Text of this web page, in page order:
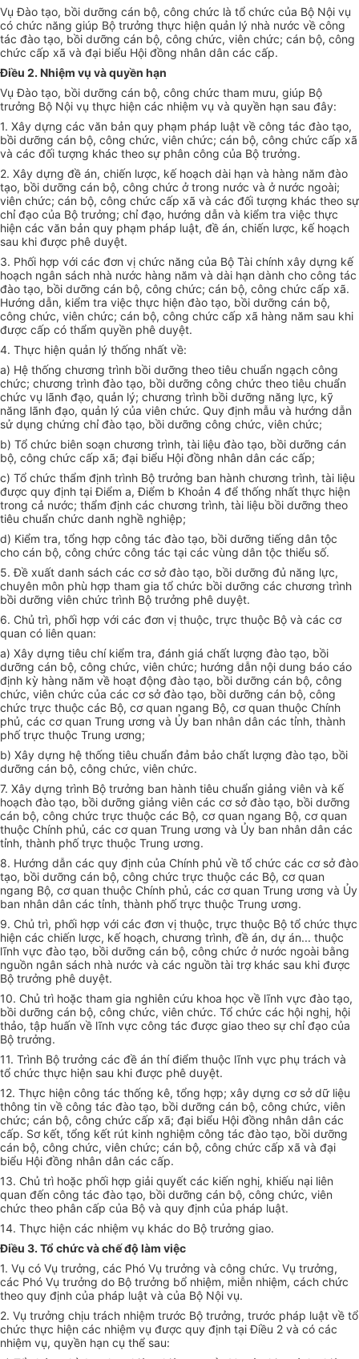
Vụ Đào tạo, bồi dưỡng cán bộ, công chức là tổ chức của Bộ Nội vụ
có chức năng giúp Bộ trưởng thực hiện quản lý nhà nước về công
tác đào tạo, bồi dưỡng cán bộ, công chức, viên chức; cán bộ, công
chức cấp xã và đại biểu Hội đồng nhân dân các cấp.
Điều 2. Nhiệm vụ và quyền hạn
Vụ Đào tạo, bồi dưỡng cán bộ, công chức tham mưu, giúp Bộ
trưởng Bộ Nội vụ thực hiện các nhiệm vụ và quyền hạn sau đây:
1. Xây dựng các văn bản quy phạm pháp luật về công tác đào tạo,
bồi dưỡng cán bộ, công chức, viên chức; cán bộ, công chức cấp xã
và các đối tượng khác theo sự phân công của Bộ trưởng.
2. Xây dựng đề án, chiến lược, kế hoạch dài hạn và hàng năm đào
tạo, bồi dưỡng cán bộ, công chức ở trong nước và ở nước ngoài;
viên chức; cán bộ, công chức cấp xã và các đối tượng khác theo sự
chỉ đạo của Bộ trưởng; chỉ đạo, hướng dẫn và kiểm tra việc thực
hiện các văn bản quy phạm pháp luật, đề án, chiến lược, kế hoạch
sau khi được phê duyệt.
3. Phối hợp với các đơn vị chức năng của Bộ Tài chính xây dựng kế
hoạch ngân sách nhà nước hàng năm và dài hạn dành cho công tác
đào tạo, bồi dưỡng cán bộ, công chức; cán bộ, công chức cấp xã.
Hướng dẫn, kiểm tra việc thực hiện đào tạo, bồi dưỡng cán bộ,
công chức, viên chức; cán bộ, công chức cấp xã hàng năm sau khi
được cấp có thẩm quyền phê duyệt.
4. Thực hiện quản lý thống nhất về:
a) Hệ thống chương trình bồi dưỡng theo tiêu chuẩn ngạch công
chức; chương trình đào tạo, bồi dưỡng công chức theo tiêu chuẩn
chức vụ lãnh đạo, quản lý; chương trình bồi dưỡng năng lực, kỹ
năng lãnh đạo, quản lý của viên chức. Quy định mẫu và hướng dẫn
sử dụng chứng chỉ đào tạo, bồi dưỡng công chức, viên chức;
b) Tổ chức biên soạn chương trình, tài liệu đào tạo, bồi dưỡng cán
bộ, công chức cấp xã; đại biểu Hội đồng nhân dân các cấp;
c) Tổ chức thẩm định trình Bộ trưởng ban hành chương trình, tài liệu
được quy định tại Điểm a, Điểm b Khoản 4 để thống nhất thực hiện
trong cả nước; thẩm định các chương trình, tài liệu bồi dưỡng theo
tiêu chuẩn chức danh nghề nghiệp;
d) Kiểm tra, tổng hợp công tác đào tạo, bồi dưỡng tiếng dân tộc
cho cán bộ, công chức công tác tại các vùng dân tộc thiểu số.
5. Đề xuất danh sách các cơ sở đào tạo, bồi dưỡng đủ năng lực,
chuyên môn phù hợp tham gia tổ chức bồi dưỡng các chương trình
bồi dưỡng viên chức trình Bộ trưởng phê duyệt.
6. Chủ trì, phối hợp với các đơn vị thuộc, trực thuộc Bộ và các cơ
quan có liên quan:
a) Xây dựng tiêu chí kiểm tra, đánh giá chất lượng đào tạo, bồi
dưỡng cán bộ, công chức, viên chức; hướng dẫn nội dung báo cáo
định kỳ hàng năm về hoạt động đào tạo, bồi dưỡng cán bộ, công
chức, viên chức của các cơ sở đào tạo, bồi dưỡng cán bộ, công
chức trực thuộc các Bộ, cơ quan ngang Bộ, cơ quan thuộc Chính
phủ, các cơ quan Trung ương và Ủy ban nhân dân các tỉnh, thành
phố trực thuộc Trung ương;
b) Xây dựng hệ thống tiêu chuẩn đảm bảo chất lượng đào tạo, bồi
dưỡng cán bộ, công chức, viên chức.
7. Xây dựng trình Bộ trưởng ban hành tiêu chuẩn giảng viên và kế
hoạch đào tạo, bồi dưỡng giảng viên các cơ sở đào tạo, bồi dưỡng
cán bộ, công chức trực thuộc các Bộ, cơ quan ngang Bộ, cơ quan
thuộc Chính phủ, các cơ quan Trung ương và Ủy ban nhân dân các
tỉnh, thành phố trực thuộc Trung ương.
8. Hướng dẫn các quy định của Chính phủ về tổ chức các cơ sở đào
tạo, bồi dưỡng cán bộ, công chức trực thuộc các Bộ, cơ quan
ngang Bộ, cơ quan thuộc Chính phủ, các cơ quan Trung ương và Ủy
ban nhân dân các tỉnh, thành phốtrực thuộc Trung ương.
9. Chủ trì, phối hợp với các đơn vị thuộc, trực thuộc Bộ tổ chức thực
hiện các chiến lược, kế hoạch, chương trình, đề án, dự án... thuộc
lĩnh vực đào tạo, bồi dưỡng cán bộ, công chức ở nước ngoài bằng
nguồn ngân sách nhà nước và các nguồn tài trợ khác sau khi được
Bộ trưởng phê duyệt.
10. Chủ trì hoặc tham gia nghiên cứu khoa học về lĩnh vực đào tạo,
bồi dưỡng cán bộ, công chức, viên chức. Tổ chức các hội nghị, hội
thảo, tập huấn về lĩnh vực công tác được giao theo sự chỉ đạo của
Bộ trưởng.
11. Trình Bộ trưởng các đề án thí điểm thuộc lĩnh vực phụ trách và
tổ chức thực hiện sau khi được phê duyệt.
12. Thực hiện công tác thống kê, tổng hợp; xây dựng cơ sở dữ liệu
thông tin về công tác đào tạo, bồi dưỡng cán bộ, công chức, viên
chức; cán bộ, công chức cấp xã; đại biểu Hội đồng nhân dân các
cấp. Sơ kết, tổng kết rút kinh nghiệm công tác đào tạo, bồi dưỡng
cán bộ, công chức, viên chức; cán bộ, công chức cấp xã và đại
biểu Hội đồng nhân dân các cấp.
13. Chủ trì hoặc phối hợp giải quyết các kiến nghị, khiếu nại liên
quan đến công tác đào tạo, bồi dưỡng cán bộ, công chức, viên
chức theo phân cấp của Bộ và quy định của pháp luật.
14. Thực hiện các nhiệm vụ khác do Bộ trưởng giao.
Điều 3. Tổ chức và chế độ làm việc
1. Vụ có Vụ trưởng, các Phó Vụ trưởng và công chức. Vụ trưởng,
các Phó Vụ trưởng do Bộ trưởng bổ nhiệm, miễn nhiệm, cách chức
theo quy định của pháp luật và của Bộ Nội vụ.
2. Vụ trưởng chịu trách nhiệm trước Bộ trưởng, trước pháp luật về tổ
chức thực hiện các nhiệm vụ được quy định tại Điều 2 và có các
nhiệm vụ, quyền hạn cụ thể sau: